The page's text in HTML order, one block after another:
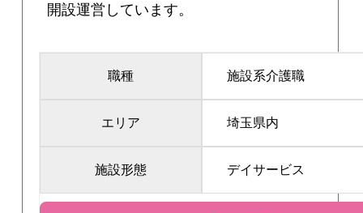
開設運営しています。
職種 施設系介護職
エリア 埼玉県内
施設形態 デイサービス